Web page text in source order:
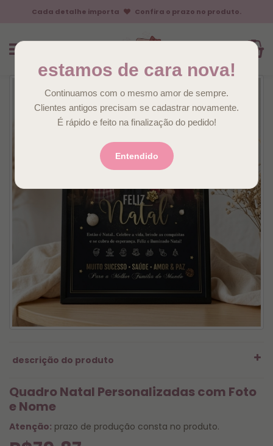
Cada detalhe importa Confira o prazo no produto.
descrição do produto
Quadro Natal Personalizadas com Foto
e Nome
Atenção: prazo de produção consta no produto.
estamos de cara nova!
Continuamos com o mesmo amor de sempre.
Clientes antigos precisam se cadastrar novamente.
É rápido e feito na finalização do pedido!
Entendido